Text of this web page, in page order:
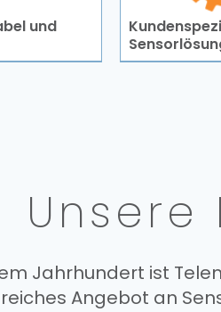
und
Jahrhundert ist
Angebot an